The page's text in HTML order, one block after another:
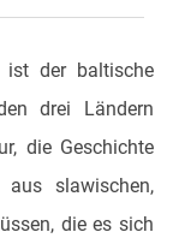
ist der baltische
drei Ländern
die Geschichte
slawischen,
die es sich